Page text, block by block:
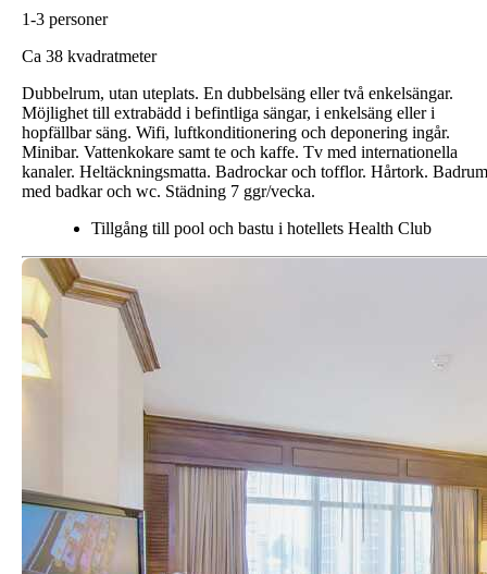
1-3 personer
Ca 38 kvadratmeter
Dubbelrum, utan uteplats. En dubbelsäng eller två enkelsängar.
Möjlighet till extrabädd i befintliga sängar, i enkelsäng eller i
hopfällbar säng. Wifi, luftkonditionering och deponering ingår.
Minibar. Vattenkokare samt te och kaffe. Tv med internationella
kanaler. Heltäckningsmatta. Badrockar och tofflor. Hårtork. Badrum
med badkar och wc. Städning 7 ggr/vecka.
Tillgång till pool och bastu i hotellets Health Club